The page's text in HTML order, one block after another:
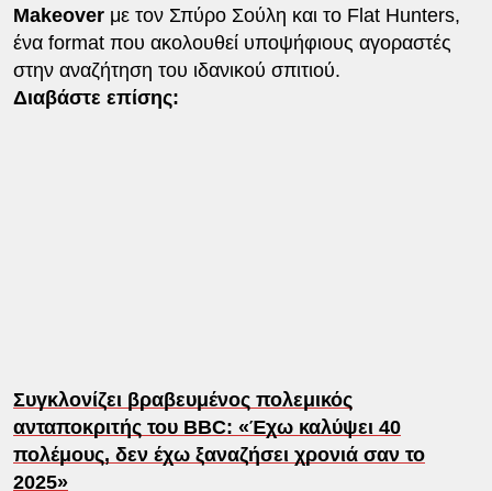
Makeover με τον Σπύρο Σούλη και το Flat Hunters,
ένα format που ακολουθεί υποψήφιους αγοραστές
στην αναζήτηση του ιδανικού σπιτιού.
Διαβάστε επίσης:
Συγκλονίζει βραβευμένος πολεμικός
ανταποκριτής του BBC: «Έχω καλύψει 40
πολέμους, δεν έχω ξαναζήσει χρονιά σαν το
2025»